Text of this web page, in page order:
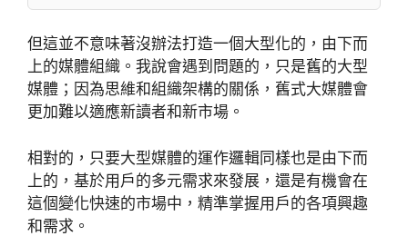
但這並不意味著沒辦法打造一個大型化的，由下而
上的媒體組織。我說會遇到問題的，只是舊的大型
媒體；因為思維和組織架構的關係，舊式大媒體會
更加難以適應新讀者和新市場。
相對的，只要大型媒體的運作邏輯同樣也是由下而
上的，基於用戶的多元需求來發展，還是有機會在
這個變化快速的市場中，精準掌握用戶的各項興趣
和需求。